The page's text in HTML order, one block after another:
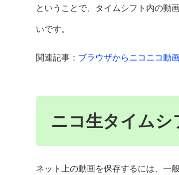
ということで、タイムシフト内の動
いです。
関連記事： ブラウザからニコニコ動
ニコ生タイムシ
ネット上の動画を保存するには、一